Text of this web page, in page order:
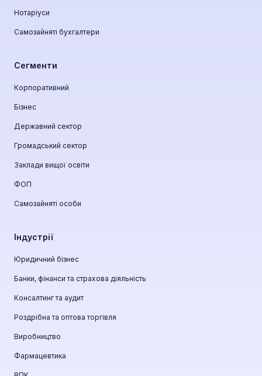
Нотаріуси
Самозайняті бухгалтери
Сегменти
Корпоративний
Бізнес
Державний сектор
Громадський сектор
Заклади вищої освіти
ФОП
Самозайняті особи
Індустрії
Юридичний бізнес
Банки, фінанси та страхова діяльність
Консалтинг та аудит
Роздрібна та оптова торгівля
Виробництво
Фармацевтика